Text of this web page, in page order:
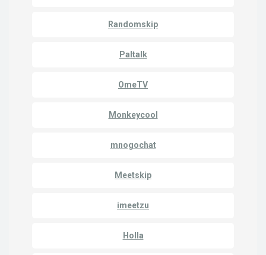
Randomskip
Paltalk
OmeTV
Monkeycool
mnogochat
Meetskip
imeetzu
Holla